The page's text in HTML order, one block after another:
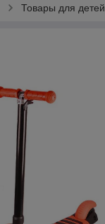
Товары для детей